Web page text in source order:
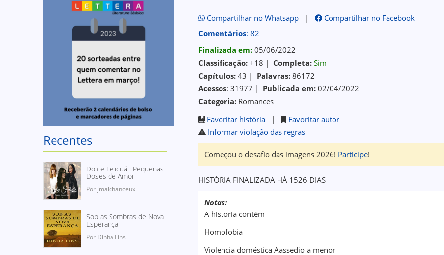
Recentes
Dolce Felicitá : Pequenas
Doses de Amor
Por jmalchanceux
Sob as Sombras de Nova
Esperança
Por Dinha Lins
Compartilhar no Whatsapp |
Compartilhar no Facebook
Comentários: 82
Finalizada em:05/06/2022
Classificação: +18 | Completa: Sim
Capítulos: 43 | Palavras: 86172
Acessos: 31977 | Publicada em: 02/04/2022
Categoria: Romances
Favoritar história |
Favoritar autor
Informar violação das regras
Começou o desafio das imagens 2026! Participe!
HISTÓRIA FINALIZADA HÁ 1526 DIAS
Notas:
A historia contém
Homofobia
Violencia doméstica Aassedio a menor